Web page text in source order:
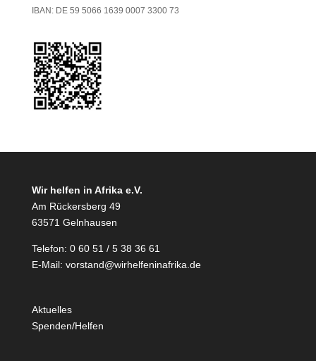
IBAN: DE 59 5066 1639 0007 3300 73
Wir helfen in Afrika e.V.
Am Rückersberg 49
63571 Gelnhausen
Telefon: 0 60 51 / 5 38 36 61
E-Mail: vorstand@wirhelfeninafrika.de
Aktuelles
Spenden/Helfen